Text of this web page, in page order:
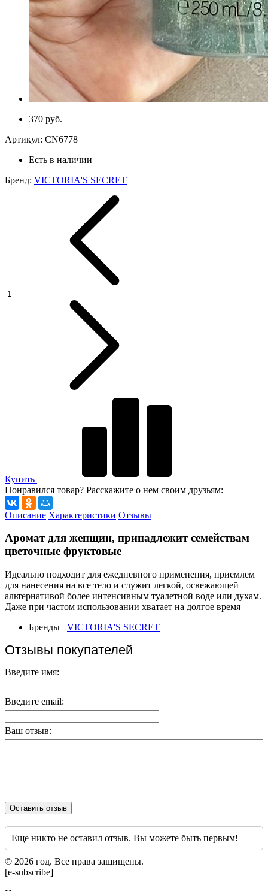
370 руб.
Артикул: CN6778
Есть в наличии
Бренд: VICTORIA'S SECRET
Купить
Понравился товар? Расскажите о нем своим друзьям:
Описание Характеристики Отзывы
Аромат для женщин, принадлежит семействам
цветочные фруктовые
Идеально подходит для ежедневного применения, приемлем
для нанесения на все тело и служит легкой, освежающей
альтернативой более интенсивным туалетной воде или духам.
Даже при частом использовании хватает на долгое время
Бренды
VICTORIA'S SECRET
Отзывы покупателей
Введите имя:
Введите email:
Ваш отзыв:
Оставить отзыв
Еще никто не оставил отзыв. Вы можете быть первым!
© 2026 год. Все права защищены.
[e-subscribe]